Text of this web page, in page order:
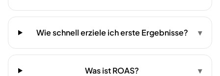
Wie schnell erziele ich erste Ergebnisse? ▾
Was ist ROAS? ▾